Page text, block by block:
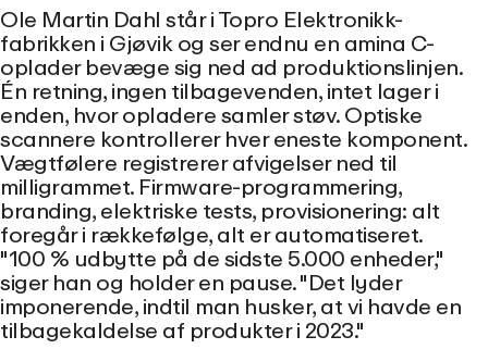
Ole Martin Dahl står i Topro Elektronikk-
fabrikken i Gjøvik og ser endnu en amina C-
oplader bevæge sig ned ad produktionslinjen.
Én retning, ingen tilbagevenden, intet lager i
enden, hvor opladere samler støv. Optiske
scannere kontrollerer hver eneste komponent.
Vægtfølere registrerer afvigelser ned til
milligrammet. Firmware-programmering,
branding, elektriske tests, provisionering: alt
foregår i rækkefølge, alt er automatiseret.
"100 % udbytte på de sidste 5.000 enheder,"
siger han og holder en pause. "Det lyder
imponerende, indtil man husker, at vi havde en
tilbagekaldelse af produkter i 2023."